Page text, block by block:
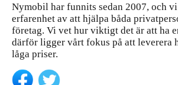
Nymobil har funnits sedan 2007, och
erfarenhet av att hjälpa båda
företag. Vi vet hur viktigt det är att ha
därför ligger vårt fokus på att leverera
låga priser.